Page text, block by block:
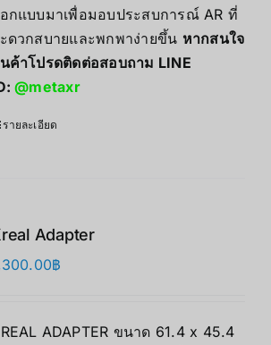
กแบบมาเพื่อมอบประสบการณ์ AR ที่
ดวกสบายและพกพาง่ายขึ้น หากสนใจ
ค้าโปรดติดต่อสอบถาม LINE
@metaxr
รายละเอียด
Adapter
฿
ADAPTER ขนาด 61.4 x 45.4